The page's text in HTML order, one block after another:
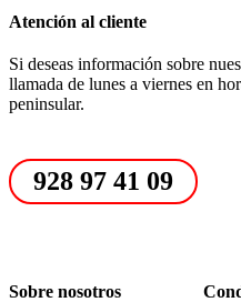
Atención al cliente
Si deseas información sobre
llamada de lunes a viernes en
peninsular.
928 97 41 09
Sobre nosotros